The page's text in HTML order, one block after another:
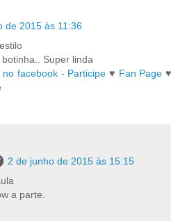
de 2015 às 11:36
Super linda
no facebook - Participe ♥ Fan Page ♥
2 de junho de 2015 às 15:15
a parte.